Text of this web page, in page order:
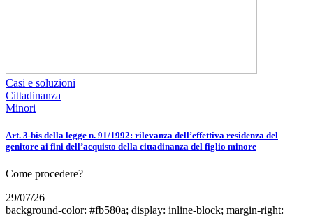
Casi e soluzioni
Cittadinanza
Minori
Art. 3-bis della legge n. 91/1992: rilevanza dell’effettiva residenza del
genitore ai fini dell’acquisto della cittadinanza del figlio minore
Come procedere?
29/07/26
background-color: #fb580a; display: inline-block; margin-right: